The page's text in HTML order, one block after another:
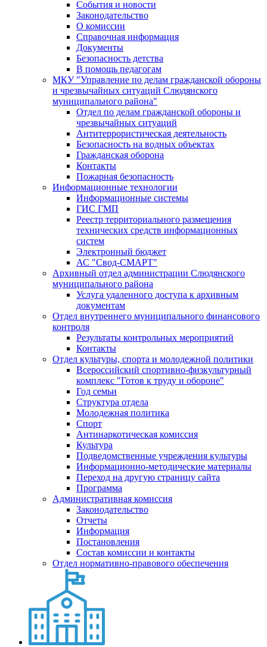
События и новости
Законодательство
О комиссии
Справочная информация
Документы
Безопасность детства
В помощь педагогам
МКУ "Управление по делам гражданской обороны
и чрезвычайных ситуаций Слюдянского
муниципального района"
Отдел по делам гражданской обороны и
чрезвычайных ситуаций
Антитеррористическая деятельность
Безопасность на водных объектах
Гражданская оборона
Контакты
Пожарная безопасность
Информационные технологии
Информационные системы
ГИС ГМП
Реестр территориального размещения
технических средств информационных
систем
Электронный бюджет
АС "Свод-СМАРТ"
Архивный отдел администрации Слюдянского
муниципального района
Услуга удаленного доступа к архивным
документам
Отдел внутреннего муниципального финансового
контроля
Результаты контрольных мероприятий
Контакты
Отдел культуры, спорта и молодежной политики
Всероссийский спортивно-физкультурный
комплекс "Готов к труду и обороне"
Год семьи
Структура отдела
Молодежная политика
Спорт
Антинаркотическая комиссия
Культура
Подведомственные учреждения культуры
Информационно-методические материалы
Переход на другую страницу сайта
Программа
Административная комиссия
Законодательство
Отчеты
Информация
Постановления
Состав комиссии и контакты
Отдел нормативно-правового обеспечения